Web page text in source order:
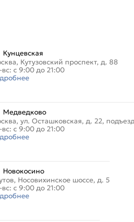
Кунцевская
Кутузовский проспект, д. 88
вс: с 9:00 до 21:00
Медведково
ул. Осташковская, д. 22,
вс: с 9:00 до 21:00
Новокосино
Носовихинское шоссе, д. 5
вс: с 9:00 до 21:00